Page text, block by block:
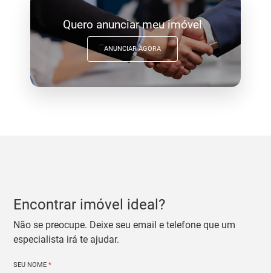
Quero anunciar meu imóvel
ANUNCIAR AGORA
Encontrar imóvel ideal?
Não se preocupe. Deixe seu email e telefone que um
especialista irá te ajudar.
SEU NOME*